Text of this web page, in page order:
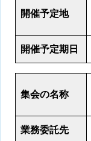
開催予定地
開催予定期日
集会の名称
業務委託先